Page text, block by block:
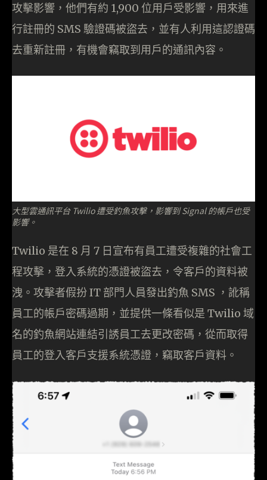
攻擊影響，他們有約 1,900 位用戶受影響，用來進
行註冊的 SMS 驗證碼被盜去，並有人利用這認證碼
去重新註冊，有機會竊取到用戶的通訊內容。
大型雲通訊平台 Twilio 遭受釣魚攻擊，影響到 Signal 的帳戶也受
影響。
Twilio 是在 8 月 7 日宣布有員工遭受複雜的社會工
程攻擊，登入系統的憑證被盜去，令客戶的資料被
洩。攻擊者假扮 IT 部門人員發出釣魚 SMS ，訛稱
員工的帳戶密碼過期，並提供一條看似是 Twilio 域
名的釣魚網站連結引誘員工去更改密碼，從而取得
員工的登入客戶支援系統憑證，竊取客戶資料。